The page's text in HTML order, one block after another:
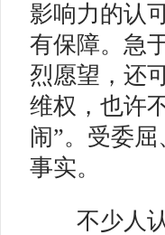
影响力的认
有保障。急
烈愿望，还
维权，也许
闹”。受委
事实。
不少人认